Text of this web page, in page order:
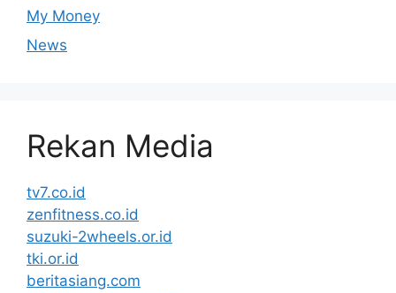
My Money
News
Rekan Media
tv7.co.id
zenfitness.co.id
suzuki-2wheels.or.id
tki.or.id
beritasiang.com